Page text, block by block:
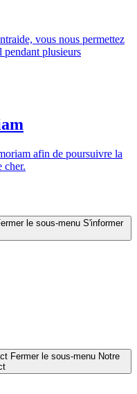
vous nous permettez
pendant plusieurs
afin de poursuivre la
cher.
le sous-menu S'informer
Fermer le sous-menu Notre